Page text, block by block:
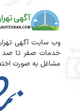
وب سایت آگهی
خدمات صفر تا صد
مشاغل به صورت